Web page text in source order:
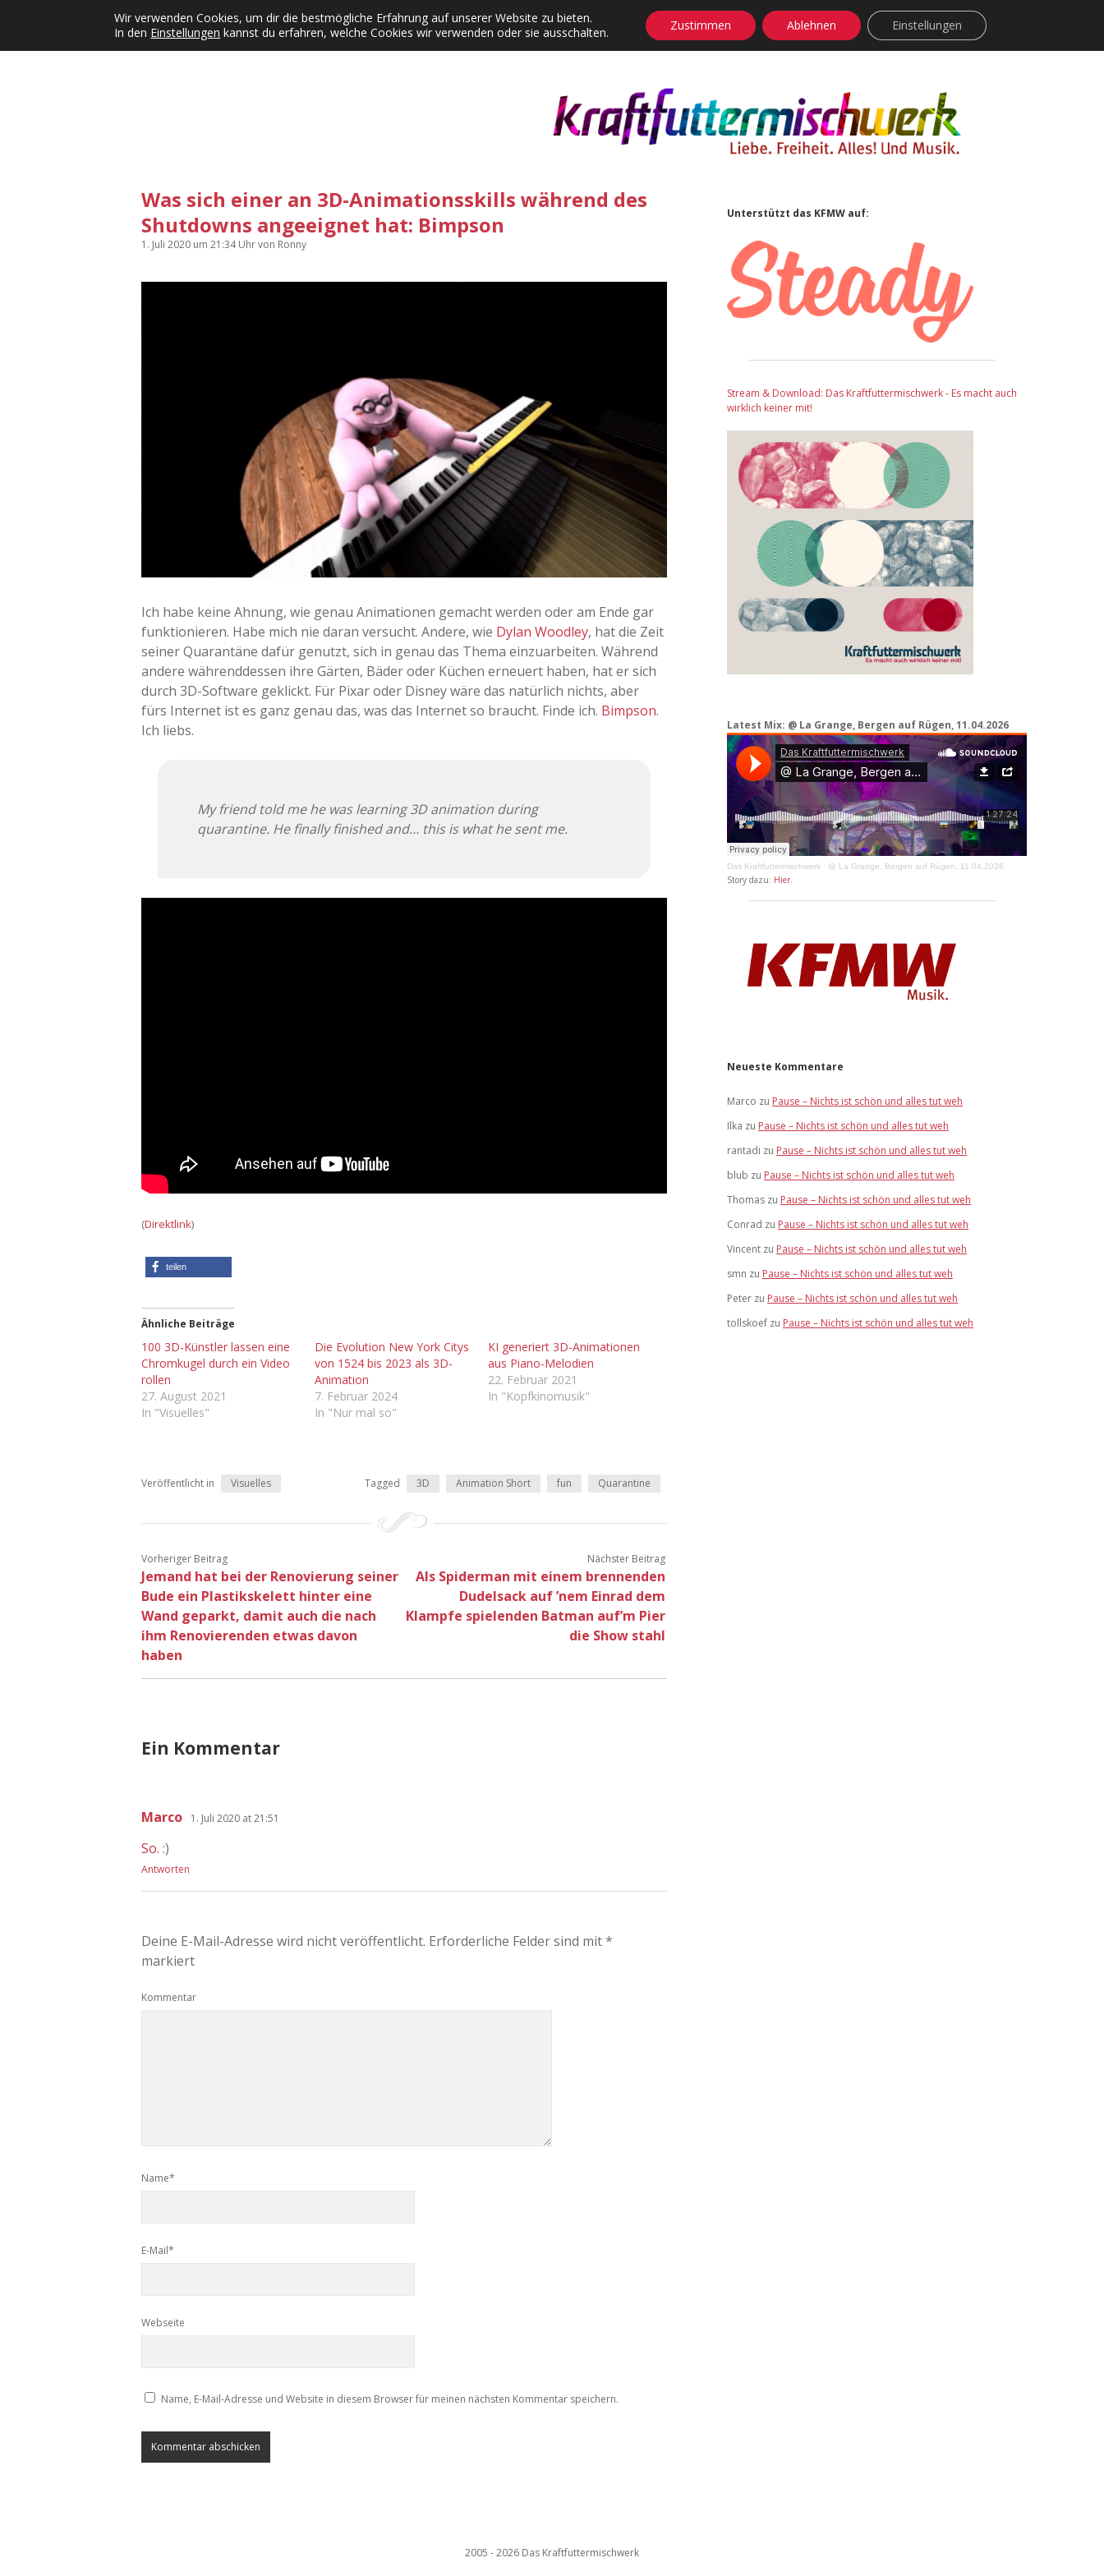
Kategorien Dropdown-Menü öffnen
KFMW-Disco Dates Instagrams Contact Adventskalender Dropdown-Menü öffnen facebook
instagram
rss soundcloud
vimeoBluesky
Was sich einer an 3D-Animationsskills während des
Shutdowns angeeignet hat: Bimpson
1. Juli 2020 um 21:34 Uhrvon Ronny
Ich habe keine Ahnung, wie genau Animationen gemacht werden oder am Ende gar
funktionieren. Habe mich nie daran versucht. Andere, wie Dylan Woodley, hat die Zeit
seiner Quarantäne dafür genutzt, sich in genau das Thema einzuarbeiten. Während
andere währenddessen ihre Gärten, Bäder oder Küchen erneuert haben, hat er sich
durch 3D-Software geklickt. Für Pixar oder Disney wäre das natürlich nichts, aber
fürs Internet ist es ganz genau das, was das Internet so braucht. Finde ich. Bimpson.
Ich liebs.
My friend told me he was learning 3D animation during
quarantine. He finally finished and… this is what he sent me.
(Direktlink)
teilen
Ähnliche Beiträge
100 3D-Künstler lassen eine
Chromkugel durch ein Video
rollen
27. August 2021
In "Visuelles"
Die Evolution New York Citys
von 1524 bis 2023 als 3D-
Animation
7. Februar 2024
In "Nur mal so"
KI generiert 3D-Animationen
aus Piano-Melodien
22. Februar 2021
In "Kopfkinomusik"
Veröffentlicht in Visuelles Tagged 3D Animation Short fun Quarantine
Vorheriger Beitrag
Jemand hat bei der Renovierung seiner
Bude ein Plastikskelett hinter eine
Wand geparkt, damit auch die nach
ihm Renovierenden etwas davon
haben
Nächster Beitrag
Als Spiderman mit einem brennenden
Dudelsack auf ’nem Einrad dem
Klampfe spielenden Batman auf’m Pier
die Show stahl
Ein Kommentar
Marco 1. Juli 2020 at 21:51
So. :)
Antworten
Deine E-Mail-Adresse wird nicht veröffentlicht. Erforderliche Felder sind mit*
markiert
Kommentar
Name*
E-Mail*
Webseite
Name, E-Mail-Adresse und Website in diesem Browser für meinen nächsten Kommentar speichern.
Sidebar
Unterstützt das KFMW auf:
Stream & Download: Das Kraftfuttermischwerk - Es macht auch
wirklich keiner mit!
Latest Mix: @ La Grange, Bergen auf Rügen, 11.04.2026
Das Kraftfuttermischwerk · @ La Grange, Bergen auf Rügen, 11.04.2026
Story dazu: Hier.
Neueste Kommentare
Marco zu Pause – Nichts ist schön und alles tut weh
Ilka zu Pause – Nichts ist schön und alles tut weh
rantadi zu Pause – Nichts ist schön und alles tut weh
blub zu Pause – Nichts ist schön und alles tut weh
Thomas zu Pause – Nichts ist schön und alles tut weh
Conrad zu Pause – Nichts ist schön und alles tut weh
Vincent zu Pause – Nichts ist schön und alles tut weh
smn zu Pause – Nichts ist schön und alles tut weh
Peter zu Pause – Nichts ist schön und alles tut weh
tollskoef zu Pause – Nichts ist schön und alles tut weh
2005 - 2026 Das Kraftfuttermischwerk
Wir verwenden Cookies, um dir die bestmögliche Erfahrung auf unserer Website zu bieten.
In den Einstellungen kannst du erfahren, welche Cookies wir verwenden oder sie ausschalten. Zustimmen Ablehnen Einstellungen